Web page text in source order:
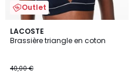
Outlet
LACOSTE
Brassière triangle en coton
40,00 €